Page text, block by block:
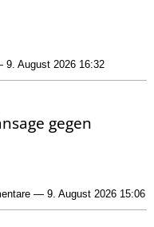
9. August 2026 16:32
gegen
— 9. August 2026 15:06